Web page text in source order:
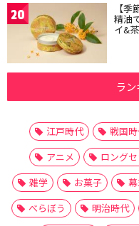
20 【
精油
イ&
ラ
江戸時代 戦国
アニメ
ロング
雑学
お菓子
べらぼう
明治時代